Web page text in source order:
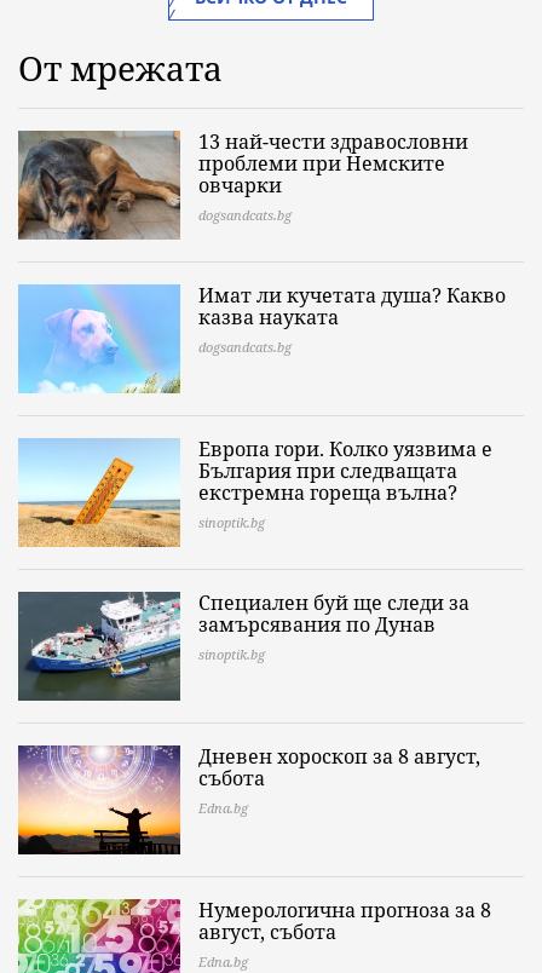
От мрежата
13 най-чести здравословни
проблеми при Немските
овчарки
dogsandcats.bg
Имат ли кучетата душа? Какво
казва науката
dogsandcats.bg
Европа гори. Колко уязвима е
България при следващата
екстремна гореща вълна?
sinoptik.bg
Специален буй ще следи за
замърсявания по Дунав
sinoptik.bg
Дневен хороскоп за 8 август,
събота
Edna.bg
Нумерологична прогноза за 8
август, събота
Edna.bg